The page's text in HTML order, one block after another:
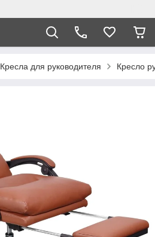
Кресла для руководителя Кресло